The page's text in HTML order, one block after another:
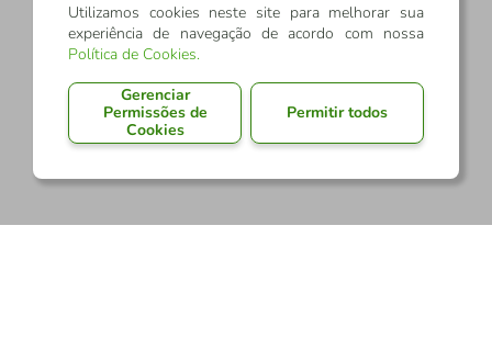
Utilizamos cookies neste site para melhorar sua
experiência de navegação de acordo com nossa
Política de Cookies.
Gerenciar
Permissões de
Cookies
Permitir todos